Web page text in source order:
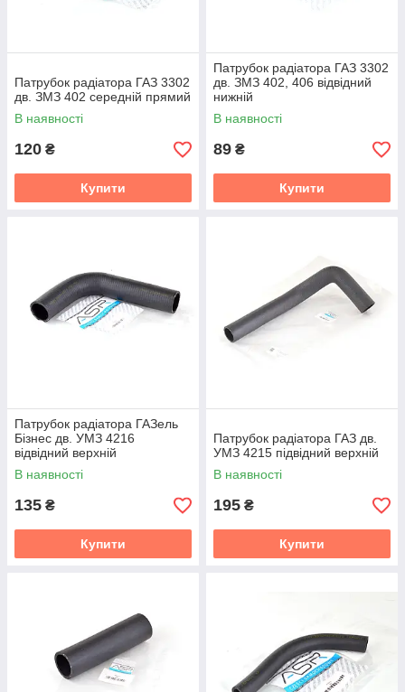
Патрубок радіатора ГАЗ 3302
дв. ЗМЗ 402 середній прямий
В наявності
120 ₴
Купити
Патрубок радіатора ГАЗ 3302
дв. ЗМЗ 402, 406 відвідний
нижній
В наявності
89 ₴
Купити
Патрубок радіатора ГАЗель
Бізнес дв. УМЗ 4216
відвідний верхній
В наявності
135 ₴
Купити
Патрубок радіатора ГАЗ дв.
УМЗ 4215 підвідний верхній
В наявності
195 ₴
Купити